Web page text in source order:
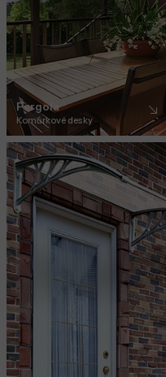
Pergola
Komůrkové desky